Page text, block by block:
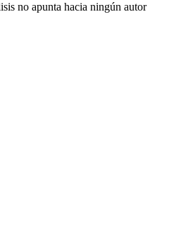
no apunta hacia ningún autor